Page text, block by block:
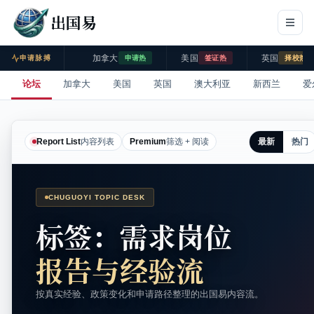
出国易
申请脉搏 加拿大 申请热 美国 签证热 英国 择校热
论坛 加拿大 美国 英国 澳大利亚 新西兰 爱
Report List内容列表 Premium筛选 + 阅读 最新 热门
CHUGUOYI TOPIC DESK
标签：需求岗位
报告与经验流
按真实经验、政策变化和申请路径整理的出国易内容流。